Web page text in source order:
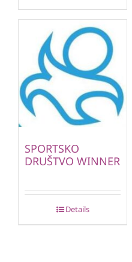
SPORTSKO
DRUŠTVO WINNER
Details